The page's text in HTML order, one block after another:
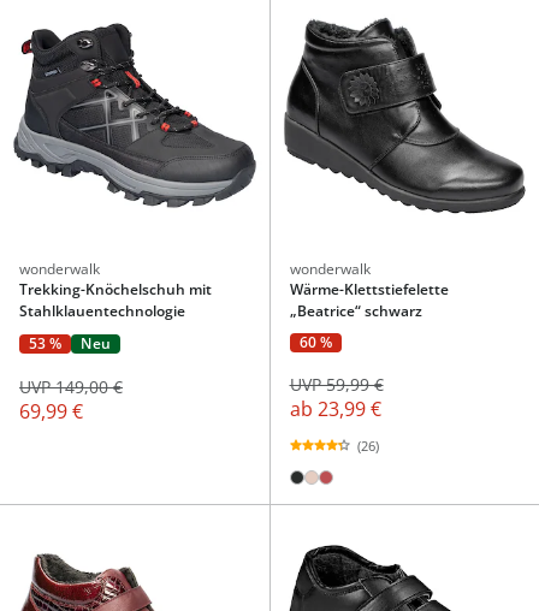
wonderwalk
Trekking-Knöchelschuh mit
Stahlklauentechnologie
53 %
Neu
69,99 €
UVP 149,00 €
wonderwalk
Wärme-Klettstiefelette
„Beatrice“ schwarz
60 %
ab 23,99 €
UVP 59,99 €
(26)